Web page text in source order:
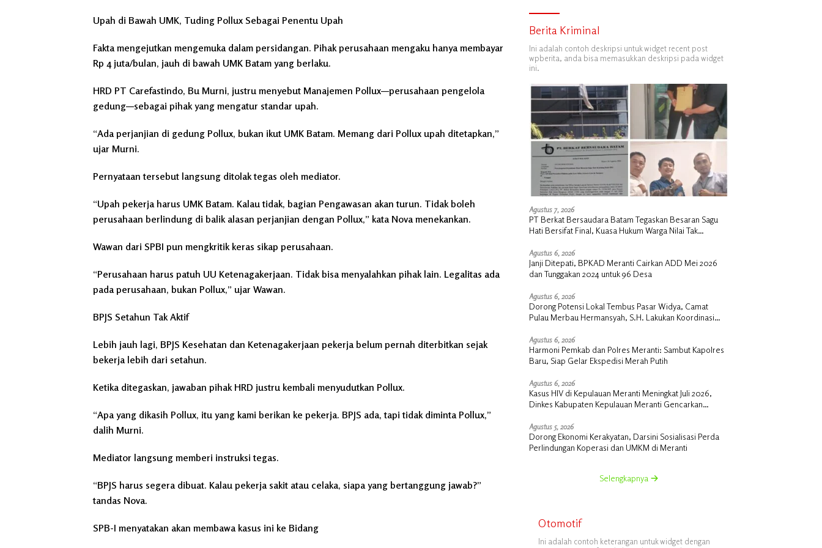
Upah di Bawah UMK, Tuding Pollux Sebagai Penentu Upah
Fakta mengejutkan mengemuka dalam persidangan. Pihak perusahaan mengaku hanya membayar
Rp 4 juta/bulan, jauh di bawah UMK Batam yang berlaku.
HRD PT Carefastindo, Bu Murni, justru menyebut Manajemen Pollux—perusahaan pengelola
gedung—sebagai pihak yang mengatur standar upah.
“Ada perjanjian di gedung Pollux, bukan ikut UMK Batam. Memang dari Pollux upah ditetapkan,”
ujar Murni.
Pernyataan tersebut langsung ditolak tegas oleh mediator.
“Upah pekerja harus UMK Batam. Kalau tidak, bagian Pengawasan akan turun. Tidak boleh
perusahaan berlindung di balik alasan perjanjian dengan Pollux,” kata Nova menekankan.
Wawan dari SPBI pun mengkritik keras sikap perusahaan.
“Perusahaan harus patuh UU Ketenagakerjaan. Tidak bisa menyalahkan pihak lain. Legalitas ada
pada perusahaan, bukan Pollux,” ujar Wawan.
BPJS Setahun Tak Aktif
Lebih jauh lagi, BPJS Kesehatan dan Ketenagakerjaan pekerja belum pernah diterbitkan sejak
bekerja lebih dari setahun.
Ketika ditegaskan, jawaban pihak HRD justru kembali menyudutkan Pollux.
“Apa yang dikasih Pollux, itu yang kami berikan ke pekerja. BPJS ada, tapi tidak diminta Pollux,”
dalih Murni.
Mediator langsung memberi instruksi tegas.
“BPJS harus segera dibuat. Kalau pekerja sakit atau celaka, siapa yang bertanggung jawab?”
tandas Nova.
SPB-I menyatakan akan membawa kasus ini ke Bidang
Berita Kriminal
Ini adalah contoh deskripsi untuk widget recent post
wpberita, anda bisa memasukkan deskripsi pada widget
ini.
Agustus 7, 2026
PT Berkat Bersaudara Batam Tegaskan Besaran Sagu
Hati Bersifat Final, Kuasa Hukum Warga Nilai Tak
Agustus 6, 2026
Janji Ditepati, BPKAD Meranti Cairkan ADD Mei 2026
dan Tunggakan 2024 untuk 96 Desa
Agustus 6, 2026
Dorong Potensi Lokal Tembus Pasar Widya, Camat
Pulau Merbau Hermansyah, S.H. Lakukan Koordinasi
Agustus 6, 2026
Harmoni Pemkab dan Polres Meranti: Sambut Kapolres
Baru, Siap Gelar Ekspedisi Merah Putih
Agustus 6, 2026
Kasus HIV di Kepulauan Meranti Meningkat Juli 2026,
Dinkes Kabupaten Kepulauan Meranti Gencarkan
Agustus 5, 2026
Dorong Ekonomi Kerakyatan, Darsini Sosialisasi Perda
Perlindungan Koperasi dan UMKM di Meranti
Selengkapnya
Otomotif
Ini adalah contoh keterangan untuk widget dengan